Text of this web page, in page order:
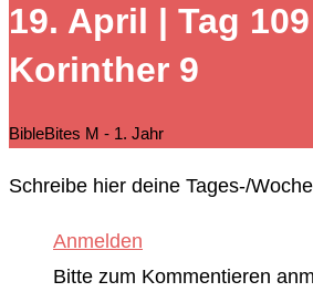
durchsuchen
19. April | Tag
Korinther 9
BibleBites M - 1. Jahr
Schreibe hier deine Tages-/
Anmelden
Bitte zum Kommentieren